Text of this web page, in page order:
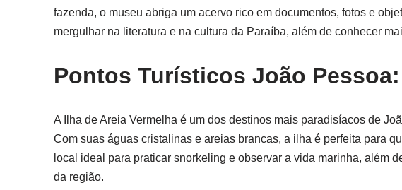
fazenda, o museu abriga um acervo rico em documentos, fotos e
mergulhar na literatura e na cultura da Paraíba, além de conhecer
Pontos Turísticos João
A Ilha de Areia Vermelha é um dos destinos mais paradisíacos de
Com suas águas cristalinas e areias brancas, a ilha é perfeita para
local ideal para praticar snorkeling e observar a vida marinha, além
da região.